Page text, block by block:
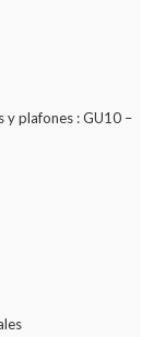
y plafones : GU10 –